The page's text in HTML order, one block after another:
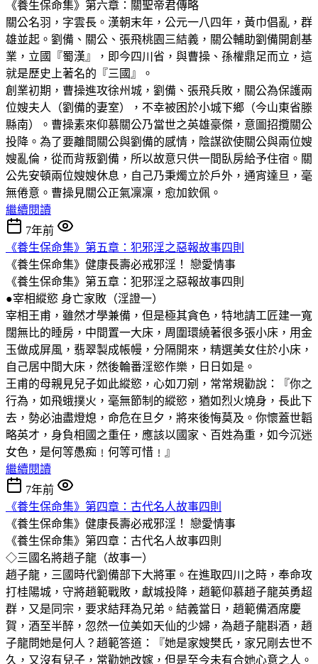
《養生保命集》第六章：關聖帝君傳略
關公名羽，字雲長。漢朝末年，公元一八四年，黃巾倡亂，群
雄並起。劉備、關公、張飛桃園三結義，關公輔助劉備開創基
業，立國『蜀漢』，即今四川省，與曹操、孫權鼎足而立，這
就是歷史上著名的『三國』。
創業初期，曹操進攻徐州城，劉備、張飛兵敗，關公為保護兩
位嫂夫人（劉備的妻室），不幸被困於小城下鄉（今山東省滕
縣南）。曹操素來仰慕關公乃當世之英雄豪傑，意圖招攬關公
投降。為了要離間關公與劉備的感情，陰謀欲使關公與兩位嫂
嫂亂倫，從而背叛劉備，所以故意只供一間臥房給予住宿。關
公先安頓兩位嫂嫂休息，自己乃秉燭立於戶外，通宵達旦，毫
無倦意。曹操見關公正氣凜凜，愈加欽佩。
繼續閱讀
7年前
《養生保命集》第五章：犯邪淫之惡報故事四則
《養生保命集》健康長壽必戒邪淫！ 戀愛情事
《養生保命集》第五章：犯邪淫之惡報故事四則
●宰相縱慾 身亡家敗（淫證一）
宰相王甫，雖然才學兼備，但是極其貪色，特地請工匠建一寬
闊無比的睡房，中間置一大床，周圍環繞著很多張小床，用金
玉做成屏風，翡翠製成帳幔，分隔開來，精選美女住於小床，
自己居中間大床，然後輪番淫慾作樂，日日如是。
王甫的母親見兒子如此縱慾，心如刀剜，常常規勸說：『你之
行為，如飛蛾撲火，毫無節制的縱慾，猶如烈火燒身，長此下
去，勢必油盡燈熄，命危在旦夕，將來後悔莫及。你懷蓋世韜
略英才，身負相國之重任，應該以國家、百姓為重，如今沉迷
女色，是何等愚痴﹗何等可惜﹗』
繼續閱讀
7年前
《養生保命集》第四章：古代名人故事四則
《養生保命集》健康長壽必戒邪淫！ 戀愛情事
《養生保命集》第四章：古代名人故事四則
◇三國名將趙子龍（故事一）
趙子龍，三國時代劉備部下大將軍。在進取四川之時，奉命攻
打桂陽城，守將趙範戰敗，獻城投降，趙範仰慕趙子龍英勇超
群，又是同宗，要求結拜為兄弟。結義當日，趙範備酒席慶
賀，酒至半醉，忽然一位美如天仙的少婦，為趙子龍斟酒，趙
子龍問她是何人？趙範答道：『她是家嫂樊氏，家兄剛去世不
久，又沒有兒子，常勸她改嫁，但是至今未有合她心意之人。